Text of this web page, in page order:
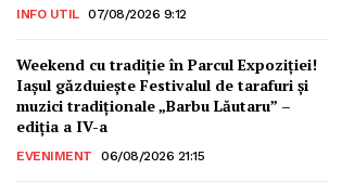
INFO UTIL 07/08/2026 9:12
Weekend cu tradiție în Parcul Expoziției!
Iașul găzduiește Festivalul de tarafuri și
muzici tradiționale „Barbu Lăutaru” –
ediția a IV-a
EVENIMENT 06/08/2026 21:15